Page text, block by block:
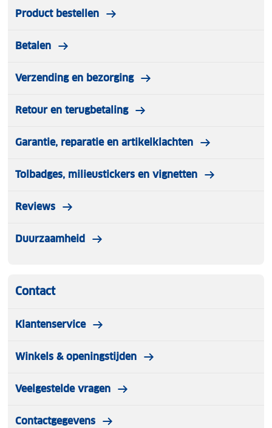
Product bestellen
Betalen
Verzending en bezorging
Retour en terugbetaling
Garantie, reparatie en artikelklachten
Tolbadges, milieustickers en vignetten
Reviews
Duurzaamheid
Contact
Klantenservice
Winkels & openingstijden
Veelgestelde vragen
Contactgegevens